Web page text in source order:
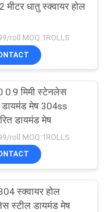
मीटर धातु स्क्वायर होल
roll MOQ:1ROLLS
0.9 मिमी स्टेनलेस
डायमंड मेष 304ss
डायमंड मेष
roll MOQ:1ROLLS
स्क्वायर होल
स्टील डायमंड मेष